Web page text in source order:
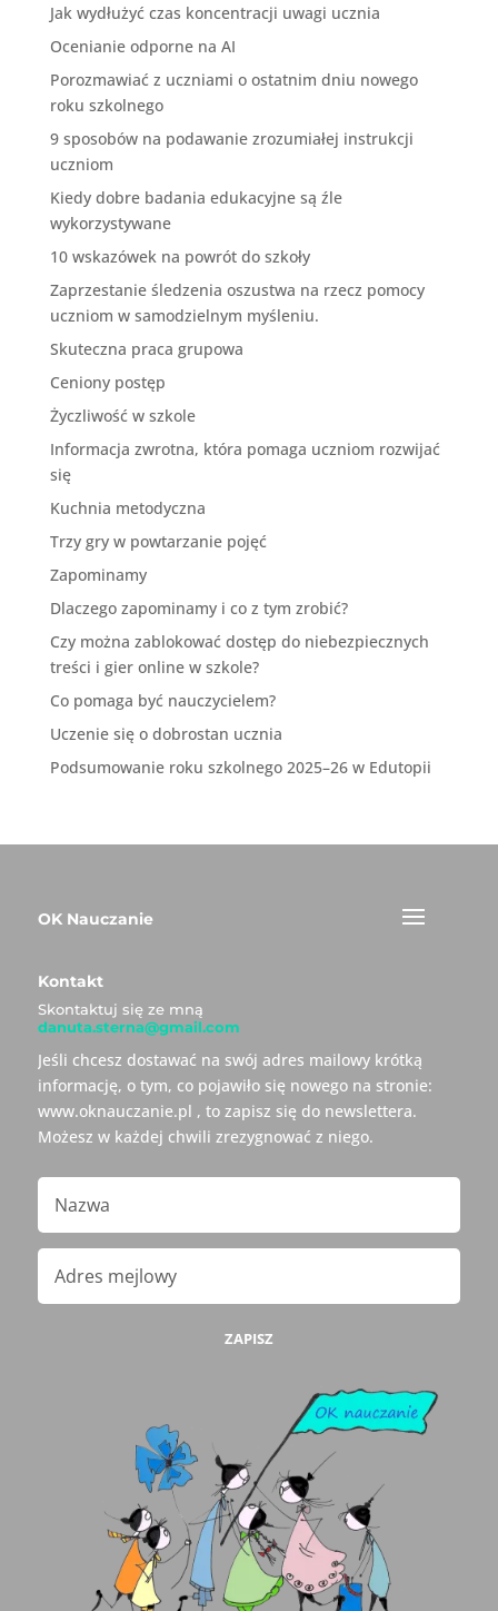
Jak wydłużyć czas koncentracji uwagi ucznia
Ocenianie odporne na AI
Porozmawiać z uczniami o ostatnim dniu nowego
roku szkolnego
9 sposobów na podawanie zrozumiałej instrukcji
uczniom
Kiedy dobre badania edukacyjne są źle
wykorzystywane
10 wskazówek na powrót do szkoły
Zaprzestanie śledzenia oszustwa na rzecz pomocy
uczniom w samodzielnym myśleniu.
Skuteczna praca grupowa
Ceniony postęp
Życzliwość w szkole
Informacja zwrotna, która pomaga uczniom rozwijać
się
Kuchnia metodyczna
Trzy gry w powtarzanie pojęć
Zapominamy
Dlaczego zapominamy i co z tym zrobić?
Czy można zablokować dostęp do niebezpiecznych
treści i gier online w szkole?
Co pomaga być nauczycielem?
Uczenie się o dobrostan ucznia
Podsumowanie roku szkolnego 2025–26 w Edutopii
OK Nauczanie
Kontakt
Skontaktuj się ze mną
danuta.sterna@gmail.com
Jeśli chcesz dostawać na swój adres mailowy krótką
informację, o tym, co pojawiło się nowego na stronie:
www.oknauczanie.pl , to zapisz się do newslettera.
Możesz w każdej chwili zrezygnować z niego.
ZAPISZ